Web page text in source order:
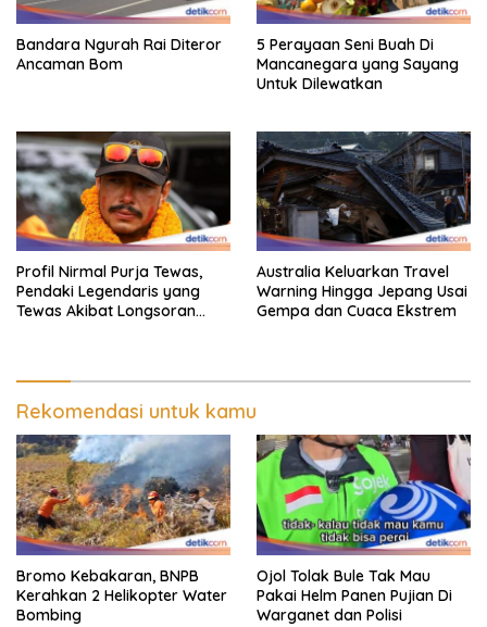
Bandara Ngurah Rai Diteror
Ancaman Bom
5 Perayaan Seni Buah Di
Mancanegara yang Sayang
Untuk Dilewatkan
Profil Nirmal Purja Tewas,
Pendaki Legendaris yang
Tewas Akibat Longsoran
Australia Keluarkan Travel
Warning Hingga Jepang Usai
Gempa dan Cuaca Ekstrem
Rekomendasi untuk kamu
Bromo Kebakaran, BNPB
Kerahkan 2 Helikopter Water
Bombing
Ojol Tolak Bule Tak Mau
Pakai Helm Panen Pujian Di
Warganet dan Polisi